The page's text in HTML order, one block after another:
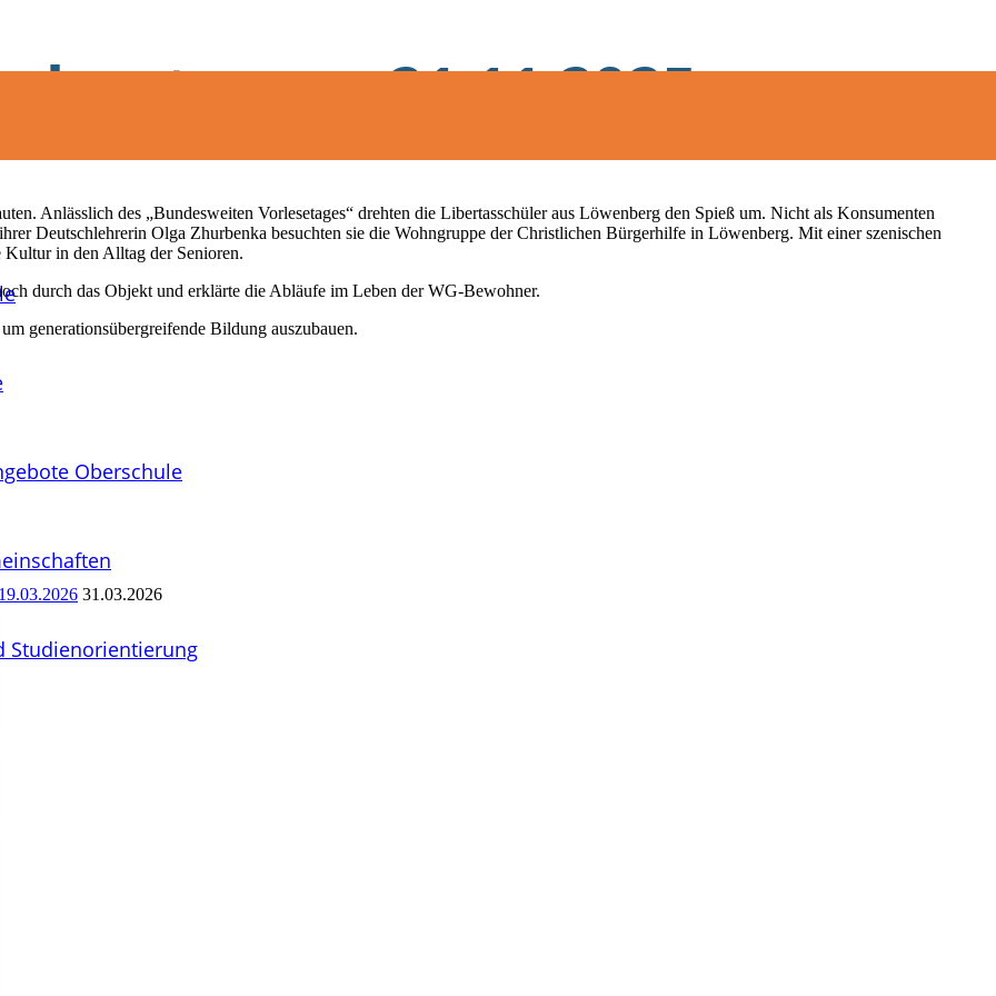
Oberschule
Studien­orientierung
am 21.11.2025
Anlässlich des „Bundesweiten Vorlesetages“ drehten die Libertasschüler aus Löwenberg den Spieß um. Nicht als Konsumenten
Deutschlehrerin Olga Zhurbenka besuchten sie die Wohngruppe der Christlichen Bürgerhilfe in Löwenberg. Mit einer szenischen
Kultur in den Alltag der Senioren.
durch das Objekt und erklärte die Abläufe im Leben der WG-Bewohner.
generationsübergreifende Bildung auszubauen.
31.03.2026